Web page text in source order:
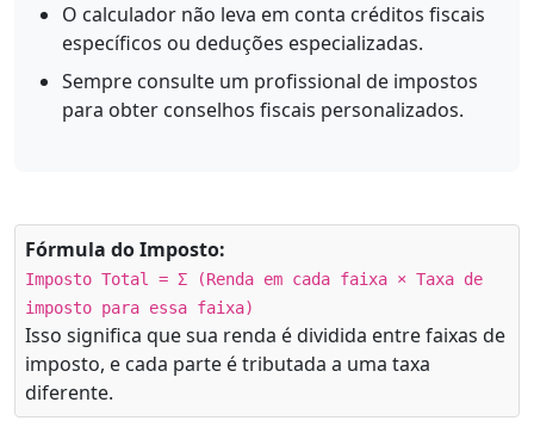
O calculador não leva em conta créditos fiscais
específicos ou deduções especializadas.
Sempre consulte um profissional de impostos
para obter conselhos fiscais personalizados.
Fórmula do Imposto:
Imposto Total = Σ (Renda em cada faixa × Taxa de
imposto para essa faixa)
Isso significa que sua renda é dividida entre faixas de
imposto, e cada parte é tributada a uma taxa
diferente.